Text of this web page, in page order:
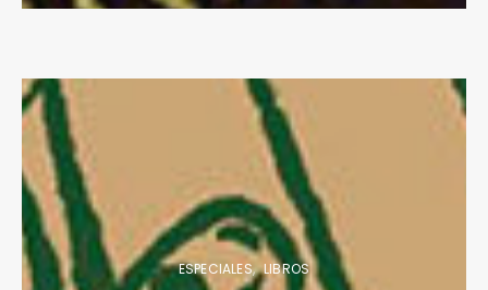
ESPECIALES LIBROS